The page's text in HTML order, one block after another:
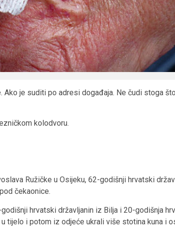
je suditi po adresi događaja. Ne čudi stoga
kolodvoru.
Ružičke u Osijeku, 62-godišnji hrvatski
čekaonice.
hrvatski državljanin iz Bilja i 20-godišnja
tijelo i potom iz odjeće ukrali više stotina kuna i